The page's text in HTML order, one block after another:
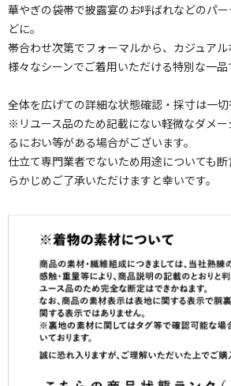
華やぎの袋帯で披露宴のお呼ばれなどのパ
どに。
帯合わせ次第でフォーマルから、カジュアル
様々なシーンでご着用いただける特別な一品
全体を広げての詳細な状態確認・採寸は一切
※リユース品のため記載にない軽微なダメー
るにおい等がある場合がございます。
仕立て専門業者でないため用途についても
らかじめご了承いただけますと幸いです。